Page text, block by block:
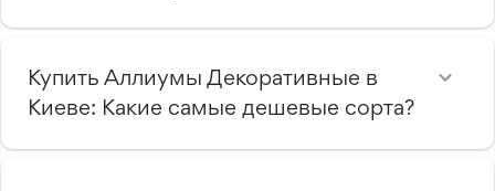
Купить Аллиумы Декоративные в
Киеве: Какие самые дешевые сорта?